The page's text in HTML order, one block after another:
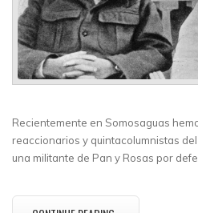
Recientemente en Somosaguas
reaccionarios y quintacolumnistas
una militante de Pan y Rosas por